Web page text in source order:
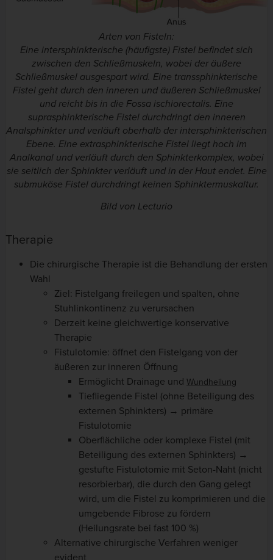
Arten von Fisteln:
Eine intersphinkterische (häufigste) Fistel befindet sich
zwischen den Schließmuskeln, wobei der äußere
Schließmuskel ausgespart wird. Eine transsphinkterische
Fistel geht durch den inneren und äußeren Schließmuskel
und reicht bis in die Fossa ischiorectalis. Eine
suprasphinkterische Fistel durchdringt den inneren
Analsphinkter und verläuft oberhalb der intersphinkterischen
Ebene. Eine extrasphinkterische Fistel liegt hoch im
Analkanal und verläuft durch den Sphinkterkomplex, wobei
sie seitlich der Sphinkter verläuft und in der Haut endet. Eine
submuköse Fistel durchdringt keinen Sphinktermuskaltur.
Bild von Lecturio
Therapie
Die chirurgische Therapie ist die Behandlung der ersten
Wahl
Ziel: Fistelgang freilegen und spalten, ohne
Stuhlinkontinenz zu verursachen
Derzeit keine gleichwertige konservative
Therapie
Fistulotomie: öffnet den Fistelgang von der
äußeren zur inneren Öffnung
Ermöglicht Drainage und Wundheilung
Tiefliegende Fistel (ohne Beteiligung des
externen Sphinkters) → primäre
Fistulotomie
Oberflächliche oder komplexe Fistel (mit
Beteiligung des externen Sphinkters) →
gestufte Fistulotomie mit Seton-Naht (nicht
resorbierbar), die durch den Gang gelegt
wird, um die Fistel zu komprimieren und die
umgebende Fibrose zu fördern
(Heilungsrate bei fast 100 %)
Alternative chirurgische Verfahren weniger